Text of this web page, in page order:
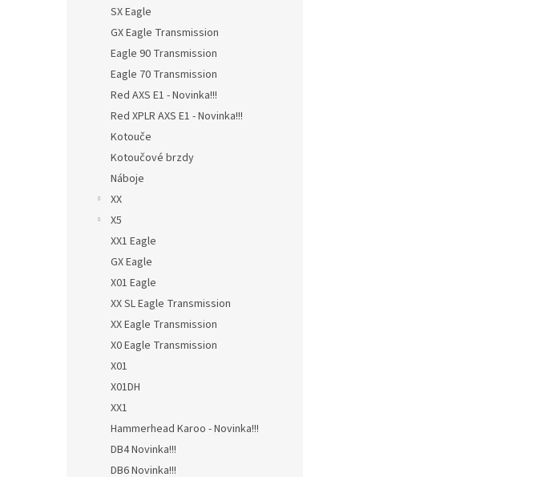
SX Eagle
GX Eagle Transmission
Eagle 90 Transmission
Eagle 70 Transmission
Red AXS E1 - Novinka!!!
Red XPLR AXS E1 - Novinka!!!
Kotouče
Kotoučové brzdy
Náboje
XX
X5
XX1 Eagle
GX Eagle
X01 Eagle
XX SL Eagle Transmission
XX Eagle Transmission
X0 Eagle Transmission
X01
X01DH
XX1
Hammerhead Karoo - Novinka!!!
DB4 Novinka!!!
DB6 Novinka!!!